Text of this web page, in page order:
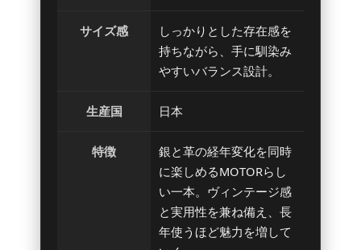
サイズ感
しっかりとした存在感を
持ちながら、手に馴染み
やすいバランス設計。
生産国 日本
特徴
銀と革の経年変化を同時
に楽しめるMOTORらし
い一本。ヴィンテージ感
と実用性を兼ね備え、長
年使うほど魅力を増して